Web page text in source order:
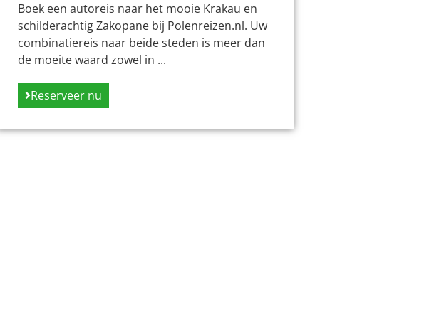
Boek een autoreis naar het mooie Krakau en
schilderachtig Zakopane bij Polenreizen.nl. Uw
combinatiereis naar beide steden is meer dan
de moeite waard zowel in ...
Reserveer nu